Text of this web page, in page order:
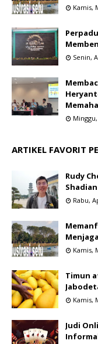
Kamis,
Senin,
ARTIKEL FAVORIT
Rudy
Rabu,
Kamis,
Timun
Kamis,
Judi